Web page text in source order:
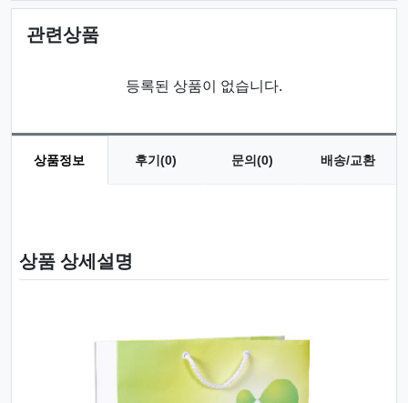
관련상품
등록된 상품이 없습니다.
상품정보 후기(0) 문의(0) 배송/교환
상품 상세설명